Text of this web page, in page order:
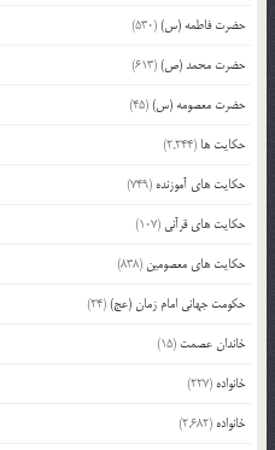
حضرت فاطمه (س)(530)
حضرت محمد (ص)(613)
حضرت معصومه (س)(45)
حکایت ها (2,244)
حکایت های آموزنده (749)
حکایت های قرآنی (107)
حکایت های معصومین (838)
حکومت جهانی امام زمان (عج)(24)
خاندان عصمت (15)
خانواده (227)
خانواده (2,682)